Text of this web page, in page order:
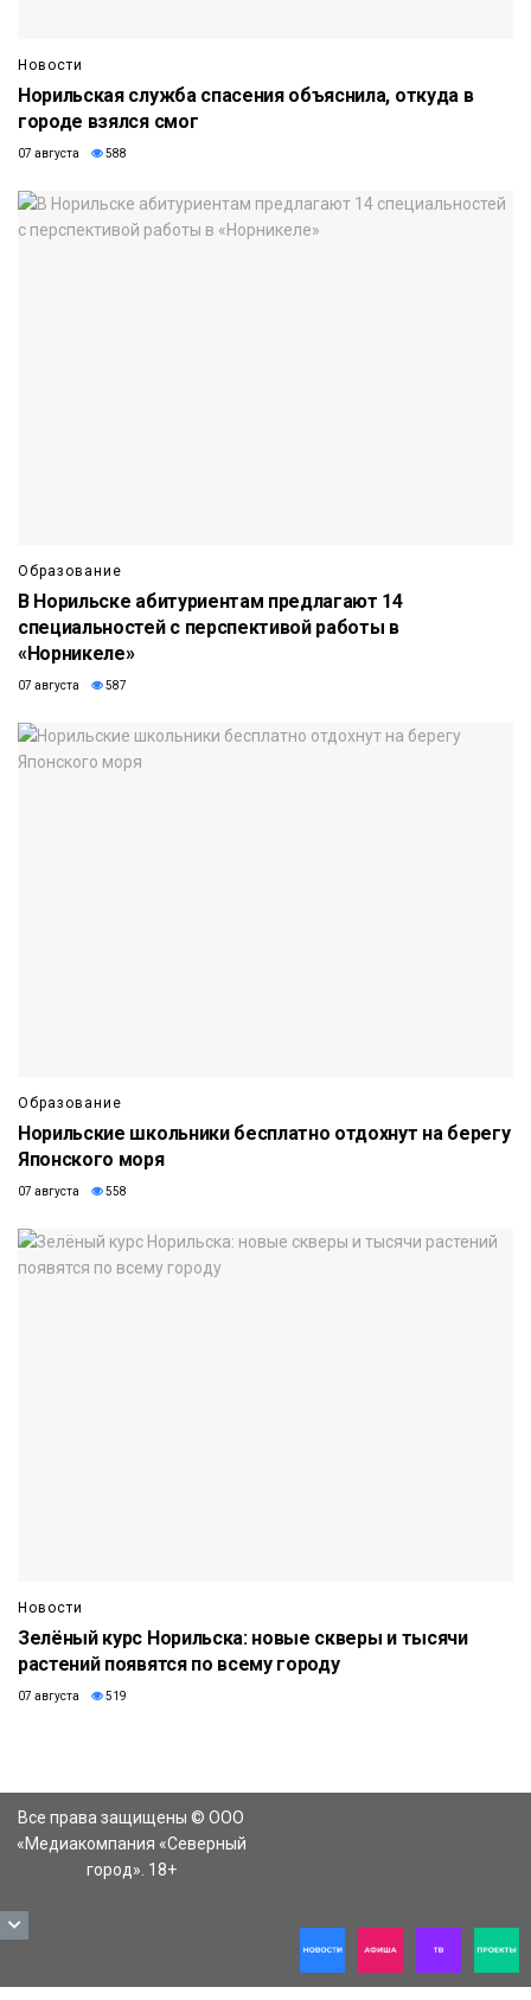
Новости
Норильская служба спасения объяснила, откуда в
городе взялся смог
07 августа 588
Образование
В Норильске абитуриентам предлагают 14
специальностей с перспективой работы в
«Норникеле»
07 августа 587
Образование
Норильские школьники бесплатно отдохнут на берегу
Японского моря
07 августа 558
Новости
Зелёный курс Норильска: новые скверы и тысячи
растений появятся по всему городу
07 августа 519
Все права защищены © ООО
«Медиакомпания «Северный
город». 18+